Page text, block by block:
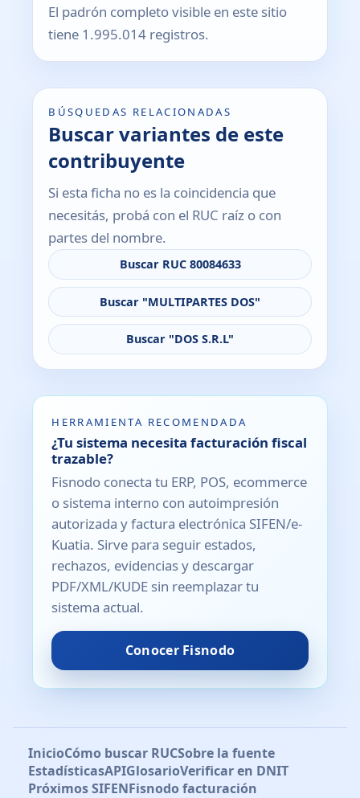
El padrón completo visible en este sitio
tiene 1.995.014 registros.
BÚSQUEDAS RELACIONADAS
Buscar variantes de este
contribuyente
Si esta ficha no es la coincidencia que
necesitás, probá con el RUC raíz o con
partes del nombre.
Buscar RUC 80084633
Buscar "MULTIPARTES DOS"
Buscar "DOS S.R.L"
HERRAMIENTA RECOMENDADA
¿Tu sistema necesita facturación fiscal
trazable?
Fisnodo conecta tu ERP, POS, ecommerce
o sistema interno con autoimpresión
autorizada y factura electrónica SIFEN/e-
Kuatia. Sirve para seguir estados,
rechazos, evidencias y descargar
PDF/XML/KUDE sin reemplazar tu
sistema actual.
Conocer Fisnodo
InicioCómo buscar RUCSobre la fuente
EstadísticasAPIGlosarioVerificar en DNIT
Próximos SIFENFisnodo facturación